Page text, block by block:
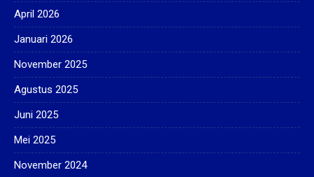
April 2026
Januari 2026
November 2025
Agustus 2025
Juni 2025
Mei 2025
November 2024